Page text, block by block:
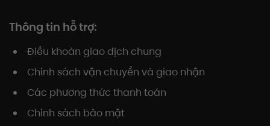
Thông tin hỗ trợ:
Điều khoản giao dịch chung
Chính sách vận chuyển và giao nhận
Các phương thức thanh toán
Chính sách bảo mật